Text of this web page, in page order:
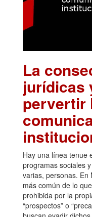
La
jurídicas
pervertir
Hay una línea tenue
programas sociales
varias, personas. En
más común de lo
prohibida por la
“prospectos” o